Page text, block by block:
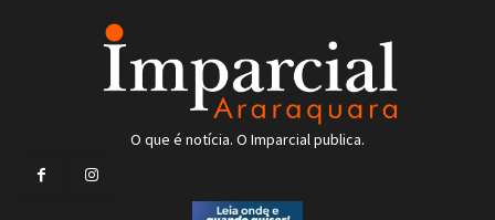
O que é notícia. O Imparcial publica.